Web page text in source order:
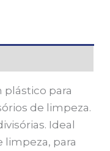
para
de limpeza.
Ideal
limpeza, para